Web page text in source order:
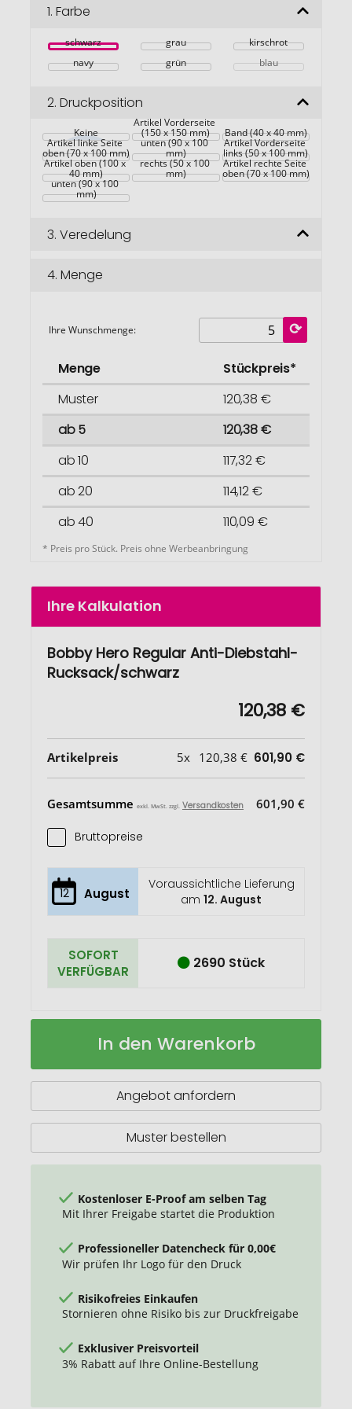
Bildgalerie
1. Farbe
schwarz grau
kirschrot
navy
grün blau
2. Druckposition
Keine
Artikel Vorderseite
(150 x 150 mm) Band (40 x 40 mm)
Artikel linke Seite
oben (70 x 100 mm)
Artikel linke Seite
unten (90 x 100
mm)
Artikel Vorderseite
links (50 x 100 mm)
Artikel oben (100 x
40 mm)
Artikel Vorderseite
rechts (50 x 100
mm)
Artikel rechte Seite
oben (70 x 100 mm)
Artikel linke Seite
unten (90 x 100
mm)
3. Veredelung
4. Menge
Ihre Wunschmenge:
Menge
Stückpreis*
Muster
120,38 €
ab 5
120,38 €
ab 10
117,32 €
ab 20
114,12 €
ab 40
110,09 €
* Preis pro Stück. Preis ohne Werbeanbringung
Ihre Kalkulation
Bobby Hero Regular Anti-Diebstahl-
Rucksack/schwarz
120,38 €
Artikelpreis 5x 120,38 € 601,90 €
Gesamtsumme exkl. MwSt. zzgl. Versandkosten 601,90 €
Bruttopreise
12 August
Voraussichtliche Lieferung
am12. August
SOFORT
VERFÜGBAR
2690 Stück
Bobby
Anti-
Auf
In den Warenkorb
Angebot anfordern
Muster bestellen
Kostenloser E-Proof am selben Tag
Mit Ihrer Freigabe startet die Produktion
Professioneller Datencheck für 0,00€
Wir prüfen Ihr Logo für den Druck
Risikofreies Einkaufen
Stornieren ohne Risiko bis zur Druckfreigabe
Exklusiver Preisvorteil
3% Rabatt auf Ihre Online-Bestellung